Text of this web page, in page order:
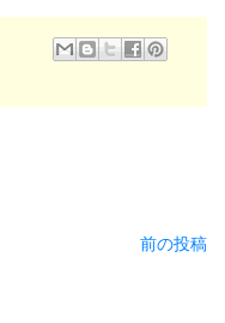
前の投稿